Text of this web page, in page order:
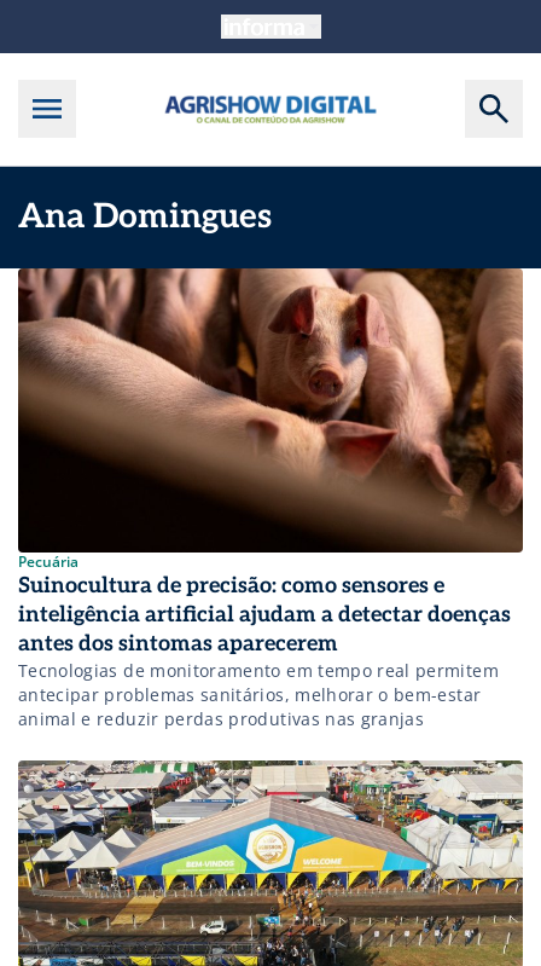
Ana Domingues
Pecuária
Suinocultura de precisão: como sensores e
inteligência artificial ajudam a detectar doenças
antes dos sintomas aparecerem
Tecnologias de monitoramento em tempo real permitem
antecipar problemas sanitários, melhorar o bem-estar
animal e reduzir perdas produtivas nas granjas